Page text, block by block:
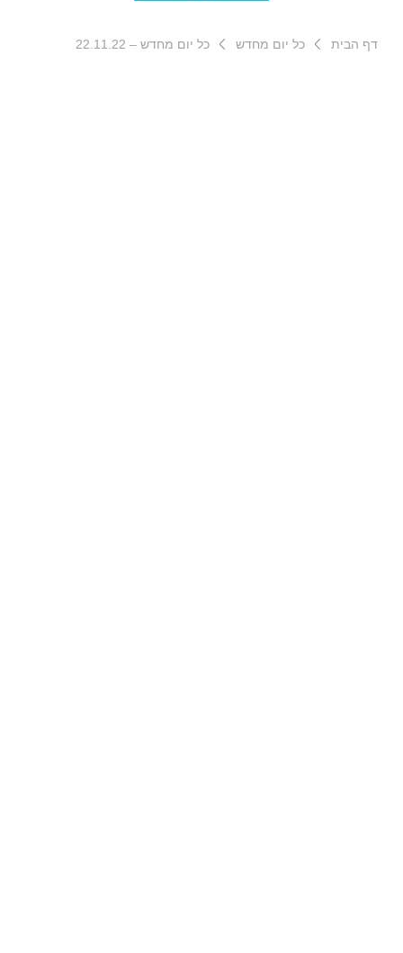
דף הבית כל יום מחדש כל יום מחדש – 22.11.22